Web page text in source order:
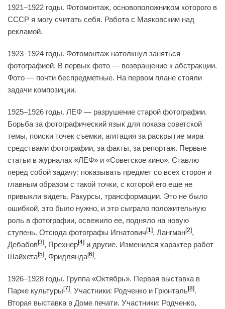
1921–1922 годы. Фотомонтаж, основоположником которого в
СССР я могу считать себя. Работа с Маяковским над
рекламой.
1923–1924 годы. Фотомонтаж натолкнул заняться
фотографией. В первых фото — возвращение к абстракции.
Фото — почти беспредметные. На первом плане стояли
задачи композиции.
1925–1926 годы. ЛЕФ — разрушение старой фотографии.
Борьба за фотографический язык для показа советской
темы, поиски точек съемки, агитация за раскрытие мира
средствами фотографии, за факты, за репортаж. Первые
статьи в журналах «ЛЕФ» и «Советское кино». Ставлю
перед собой задачу: показывать предмет со всех сторон и
главным образом с такой точки, с которой его еще не
привыкли видеть. Ракурсы, трансформации. Это не было
ошибкой, это было нужно, и это сыграло положительную
роль в фотографии, освежило ее, подняло на новую
ступень. Отсюда фотографы Игнатович[1], Лангман[2],
Дебабов[3], Прехнер[4] и другие. Изменился характер работ
Шайхета[5], Фридлянда[6].
1926–1928 годы. Группа «Октябрь». Первая выставка в
Парке культуры[7]. Участники: Родченко и Грюнталь[8].
Вторая выставка в Доме печати. Участники: Родченко,